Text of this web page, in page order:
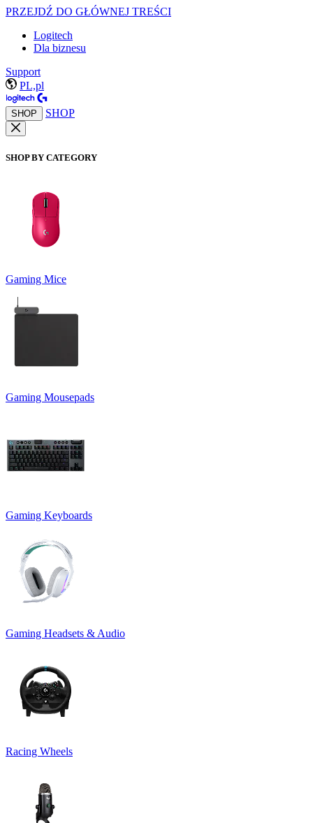
PRZEJDŹ DO GŁÓWNEJ TREŚCI
Logitech
Dla biznesu
Support
PL,pl
SHOP SHOP
SHOP BY CATEGORY
Gaming Mice
Gaming Mousepads
Gaming Keyboards
Gaming Headsets & Audio
Racing Wheels